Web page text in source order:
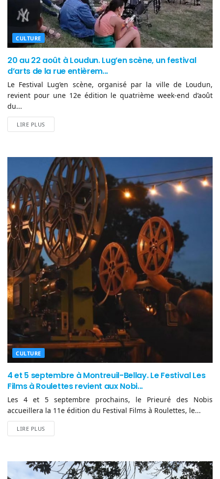
CULTURE
20 au 22 août à Loudun. Lug’en scène, un festival
d’arts de la rue entièrem...
Le Festival Lug’en scène, organisé par la ville de Loudun,
revient pour une 12e édition le quatrième week-end d’août
du...
LIRE PLUS
CULTURE
4 et 5 septembre à Montreuil-Bellay. Le Festival Les
Films à Roulettes revient aux Nobi...
Les 4 et 5 septembre prochains, le Prieuré des Nobis
accueillera la 11e édition du Festival Films à Roulettes, le...
LIRE PLUS